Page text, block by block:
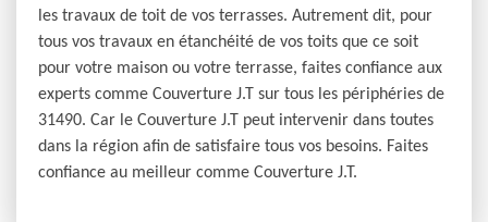
les travaux de toit de vos terrasses. Autrement dit, pour
tous vos travaux en étanchéité de vos toits que ce soit
pour votre maison ou votre terrasse, faites confiance aux
experts comme Couverture J.T sur tous les périphéries de
31490. Car le Couverture J.T peut intervenir dans toutes
dans la région afin de satisfaire tous vos besoins. Faites
confiance au meilleur comme Couverture J.T.